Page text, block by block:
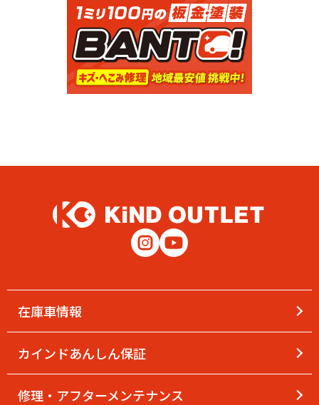
在庫車情報
カインドあんしん保証
修理・アフターメンテナンス